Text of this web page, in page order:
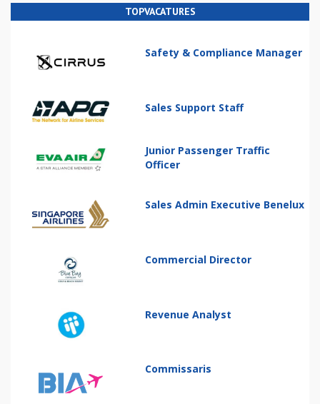
TOPVACATURES
Safety & Compliance Manager
Sales Support Staff
Junior Passenger Traffic
Officer
Sales Admin Executive Benelux
Commercial Director
Revenue Analyst
Commissaris